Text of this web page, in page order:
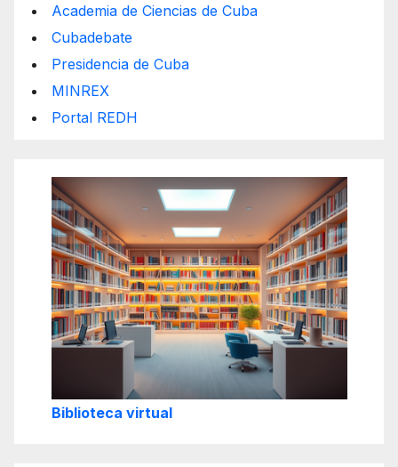
Academia de Ciencias de Cuba
Cubadebate
Presidencia de Cuba
MINREX
Portal REDH
Biblioteca virtual